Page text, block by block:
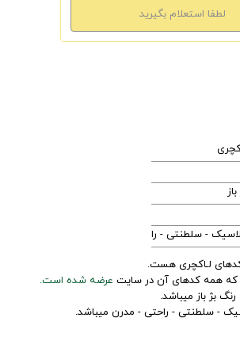
- سلطنتی - راحتی - مدرن
عرضه شده است.
- سلطنتی - راحتی - مدرن میباشد.